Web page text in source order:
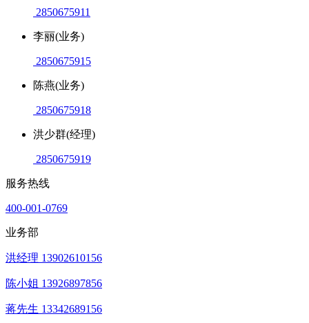
2850675911
李丽(业务)
2850675915
陈燕(业务)
2850675918
洪少群(经理)
2850675919
服务热线
400-001-0769
业务部
洪经理 13902610156
陈小姐 13926897856
蒋先生 13342689156